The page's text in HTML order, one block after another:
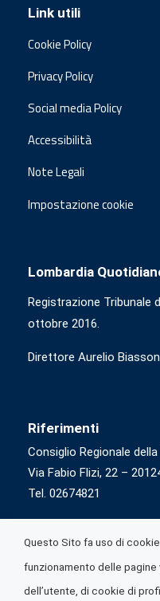
Link utili
Cookie Policy
Privacy Policy
Social media Policy
Accessibilità
Note Legali
Impostazione cookie
Lombardia
Registrazione Tribunale
ottobre 2016.
Direttore Aurelio
Riferimenti
Consiglio Regionale
Via Fabio Flizi, 22 –
Tel. 02674821
Questo Sito fa uso di
funzionamento delle
dell’utente, di cookie di